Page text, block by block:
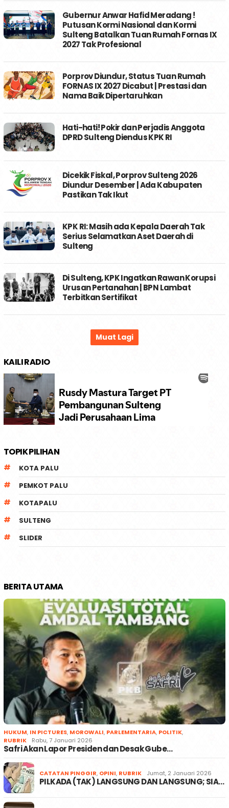
Gubernur Anwar Hafid Meradang !
Putusan Kormi Nasional dan Kormi
Sulteng Batalkan Tuan Rumah Fornas IX
2027 Tak Profesional
Porprov Diundur, Status Tuan Rumah
FORNAS IX 2027 Dicabut | Prestasi dan
Nama Baik Dipertaruhkan
Hati-hati! Pokir dan Perjadis Anggota
DPRD Sulteng Diendus KPK RI
Dicekik Fiskal, Porprov Sulteng 2026
Diundur Desember | Ada Kabupaten
Pastikan Tak Ikut
KPK RI: Masih ada Kepala Daerah Tak
Serius Selamatkan Aset Daerah di
Sulteng
Di Sulteng, KPK Ingatkan Rawan Korupsi
Urusan Pertanahan | BPN Lambat
Terbitkan Sertifikat
KAILI RADIO
TOPIK PILIHAN
KOTA PALU
PEMKOT PALU
KOTAPALU
SULTENG
SLIDER
BERITA UTAMA
HUKUM, IN PICTURES, MOROWALI, PARLEMENTARIA, POLITIK,
RUBRIK
Rabu, 7 Januari 2026
Safri Akan Lapor Presiden dan Desak Gube…
CATATAN PINGGIR, OPINI, RUBRIK Jumat, 2 Januari 2026
PILKADA (TAK) LANGSUNG DAN LANGSUNG; SIA…